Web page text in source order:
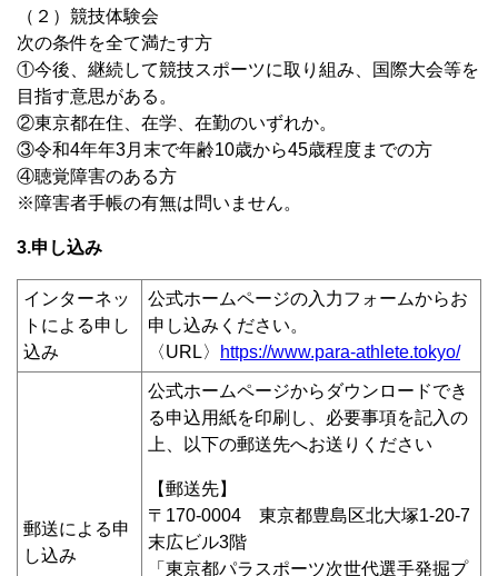
（２）競技体験会
次の条件を全て満たす方
①今後、継続して競技スポーツに取り組み、国際大会等を
目指す意思がある。
②東京都在住、在学、在勤のいずれか。
③令和4年年3月末で年齢10歳から45歳程度までの方
④聴覚障害のある方
※障害者手帳の有無は問いません。
3.申し込み
インターネッ
トによる申し
込み
公式ホームページの入力フォームからお
申し込みください。
〈URL〉
https://www.para-athlete.tokyo/
郵送による申
し込み
公式ホームページからダウンロードでき
る申込用紙を印刷し、必要事項を記入の
上、以下の郵送先へお送りください
【郵送先】
〒170-0004 東京都豊島区北大塚1-20-7
末広ビル3階
「東京都パラスポーツ次世代選手発掘プ